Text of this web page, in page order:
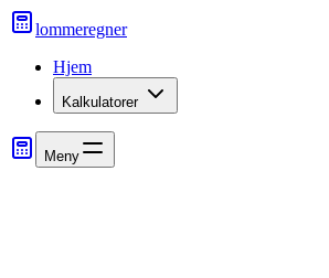
lommeregner
Hjem
Kalkulatorer
Meny